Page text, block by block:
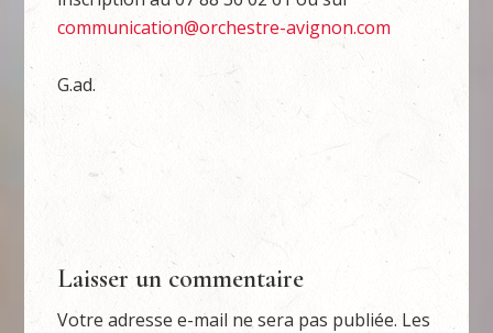
communication@orchestre-avignon.com
G.ad.
Laisser un commentaire
Votre adresse e-mail ne sera pas publiée. Les